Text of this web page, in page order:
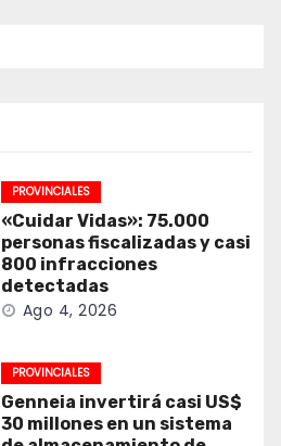
PROVINCIALES
«Cuidar Vidas»: 75.000
personas fiscalizadas y casi
800 infracciones
detectadas
Ago 4, 2026
PROVINCIALES
Genneia invertirá casi US$
30 millones en un sistema